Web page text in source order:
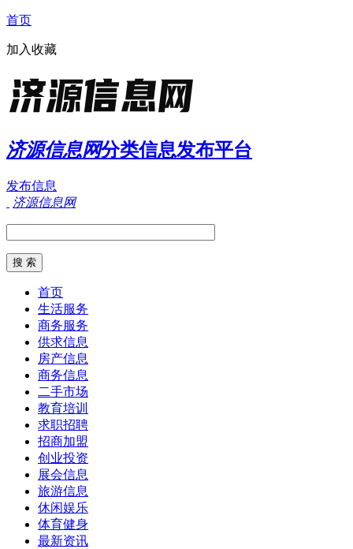
首页
加入收藏
济源信息网分类信息发布平台
发布信息
济源信息网
首页
生活服务
商务服务
供求信息
房产信息
商务信息
二手市场
教育培训
求职招聘
招商加盟
创业投资
展会信息
旅游信息
休闲娱乐
体育健身
最新资讯